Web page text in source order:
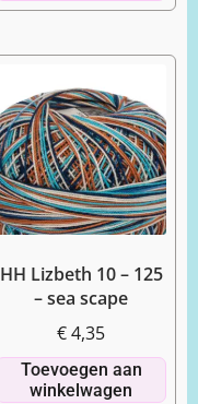
HH Lizbeth 10 – 125
– sea scape
€4,35
Toevoegen aan
winkelwagen